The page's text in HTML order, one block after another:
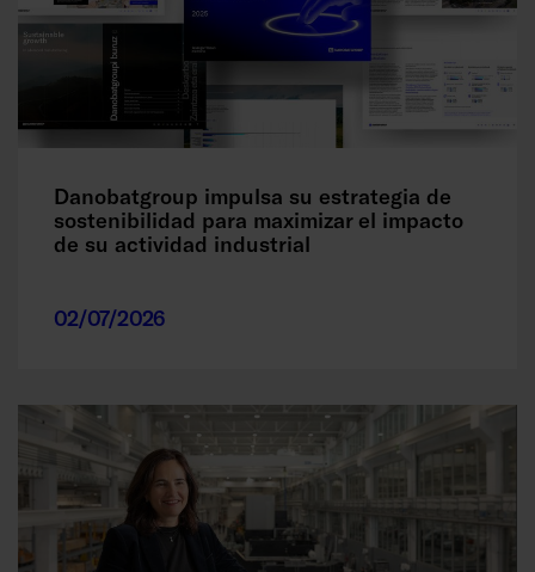
Danobatgroup impulsa su estrategia de
sostenibilidad para maximizar el impacto
de su actividad industrial
02/07/2026